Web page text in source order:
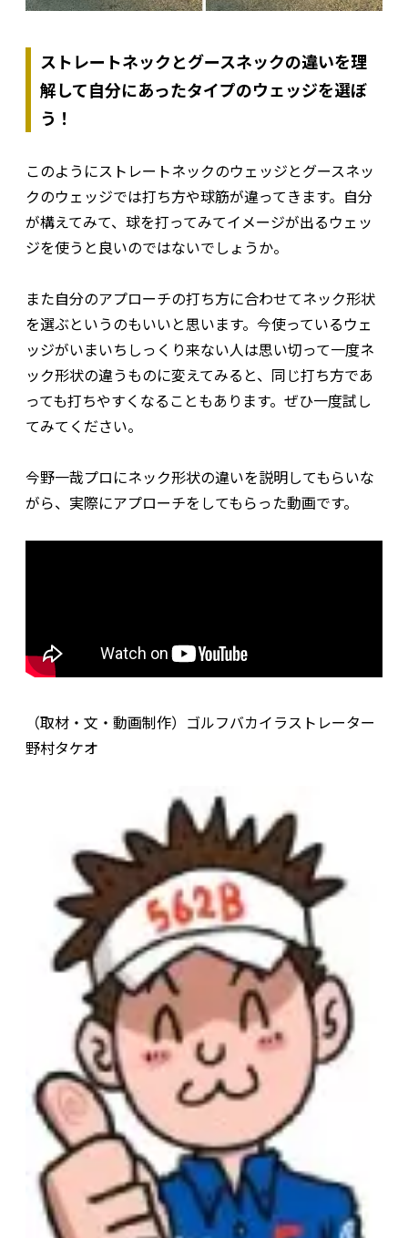
ストレートネックとグースネックの違いを理
解して自分にあったタイプのウェッジを選ぼ
う！
このようにストレートネックのウェッジとグースネッ
クのウェッジでは打ち方や球筋が違ってきます。自分
が構えてみて、球を打ってみてイメージが出るウェッ
ジを使うと良いのではないでしょうか。
また自分のアプローチの打ち方に合わせてネック形状
を選ぶというのもいいと思います。今使っているウェ
ッジがいまいちしっくり来ない人は思い切って一度ネ
ック形状の違うものに変えてみると、同じ打ち方であ
っても打ちやすくなることもあります。ぜひ一度試し
てみてください。
今野一哉プロにネック形状の違いを説明してもらいな
がら、実際にアプローチをしてもらった動画です。
（取材・文・動画制作）ゴルフバカイラストレーター
野村タケオ